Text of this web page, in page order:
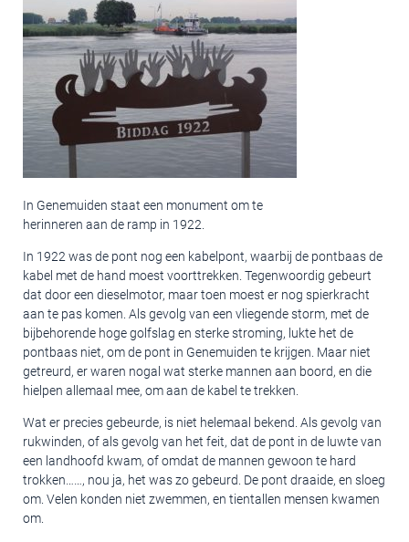
In Genemuiden staat een monument om te
herinneren aan de ramp in 1922.
In 1922 was de pont nog een kabelpont, waarbij de pontbaas de
kabel met de hand moest voorttrekken. Tegenwoordig gebeurt
dat door een dieselmotor, maar toen moest er nog spierkracht
aan te pas komen. Als gevolg van een vliegende storm, met de
bijbehorende hoge golfslag en sterke stroming, lukte het de
pontbaas niet, om de pont in Genemuiden te krijgen. Maar niet
getreurd, er waren nogal wat sterke mannen aan boord, en die
hielpen allemaal mee, om aan de kabel te trekken.
Wat er precies gebeurde, is niet helemaal bekend. Als gevolg van
rukwinden, of als gevolg van het feit, dat de pont in de luwte van
een landhoofd kwam, of omdat de mannen gewoon te hard
trokken……, nou ja, het was zo gebeurd. De pont draaide, en sloeg
om. Velen konden niet zwemmen, en tientallen mensen kwamen
om.